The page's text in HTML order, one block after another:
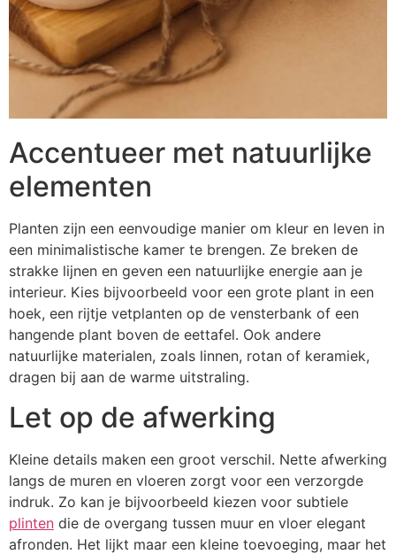
Accentueer met natuurlijke
elementen
Planten zijn een eenvoudige manier om kleur en leven in
een minimalistische kamer te brengen. Ze breken de
strakke lijnen en geven een natuurlijke energie aan je
interieur. Kies bijvoorbeeld voor een grote plant in een
hoek, een rijtje vetplanten op de vensterbank of een
hangende plant boven de eettafel. Ook andere
natuurlijke materialen, zoals linnen, rotan of keramiek,
dragen bij aan de warme uitstraling.
Let op de afwerking
Kleine details maken een groot verschil. Nette afwerking
langs de muren en vloeren zorgt voor een verzorgde
indruk. Zo kan je bijvoorbeeld kiezen voor subtiele
plinten die de overgang tussen muur en vloer elegant
afronden. Het lijkt maar een kleine toevoeging, maar het